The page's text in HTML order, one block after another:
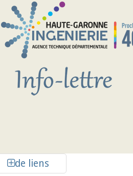
Aller au contenu principal
de liens